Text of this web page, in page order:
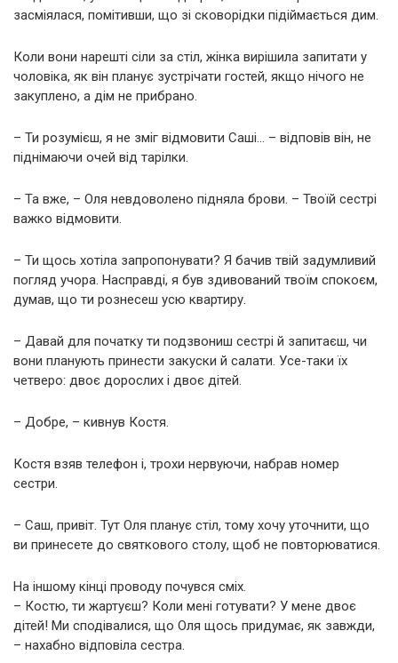
засміялася, помітивши, що зі сковорідки підіймається дим.
Коли вони нарешті сіли за стіл, жінка вирішила запитати у
чоловіка, як він планує зустрічати гостей, якщо нічого не
закуплено, а дім не прибрано.
– Ти розумієш, я не зміг відмовити Саші… – відповів він, не
піднімаючи очей від тарілки.
– Та вже, – Оля невдоволено підняла брови. – Твоїй сестрі
важко відмовити.
– Ти щось хотіла запропонувати? Я бачив твій задумливий
погляд учора. Насправді, я був здивований твоїм спокоєм,
думав, що ти рознесеш усю квартиру.
– Давай для початку ти подзвониш сестрі й запитаєш, чи
вони планують принести закуски й салати. Усе-таки їх
четверо: двоє дорослих і двоє дітей.
– Добре, – кивнув Костя.
Костя взяв телефон і, трохи нервуючи, набрав номер
сестри.
– Саш, привіт. Тут Оля планує стіл, тому хочу уточнити, що
ви принесете до святкового столу, щоб не повторюватися.
На іншому кінці проводу почувся сміх.
– Костю, ти жартуєш? Коли мені готувати? У мене двоє
дітей! Ми сподівалися, що Оля щось придумає, як завжди,
– нахабно відповіла сестра.